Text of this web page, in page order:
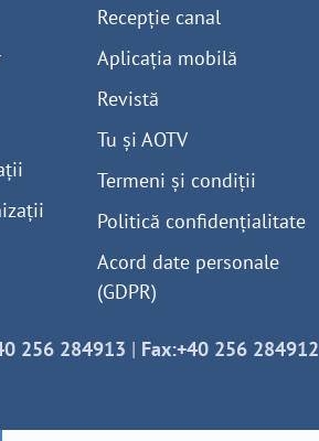
Recepție canal
Aplicația mobilă
Revistă
Tu și AOTV
Termeni și condiții
Politică confidențialitate
Acord date personale
(GDPR)
256 284913 | Fax:+40 256 284912